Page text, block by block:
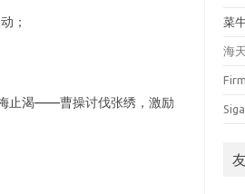
；
止渴——曹操讨伐张绣，激励
菜
海